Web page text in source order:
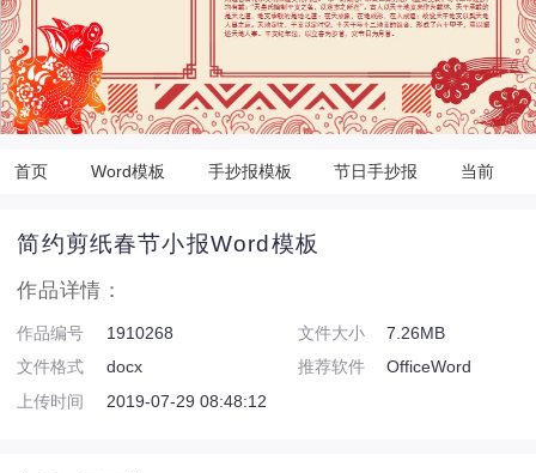
首页 Word模板 手抄报模板 节日手抄报 当前
简约剪纸春节小报Word模板
作品详情：
作品编号 1910268 文件大小
7.26MB
文件格式
docx 推荐软件
OfficeWord
上传时间
2019-07-29 08:48:12